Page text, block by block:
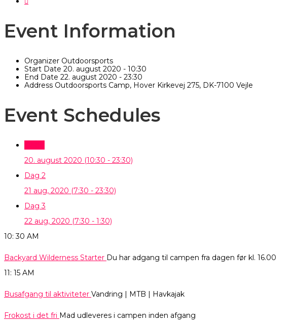
Event Information
Organizer Outdoorsports
Start Date 20. august 2020 - 10:30
End Date 22. august 2020 - 23:30
Address Outdoorsports Camp, Hover Kirkevej 275, DK-7100 Vejle
Event Schedules
20. august 2020 (10:30 - 23:30)
Dag 2
21 aug, 2020 (7:30 - 23:30)
Dag 3
22 aug, 2020 (7:30 - 1:30)
10: 30 AM
Backyard Wilderness Starter Du har adgang til campen fra dagen før kl. 16.00
11: 15 AM
Busafgang til aktiviteter Vandring | MTB | Havkajak
Frokost i det fri Mad udleveres i campen inden afgang